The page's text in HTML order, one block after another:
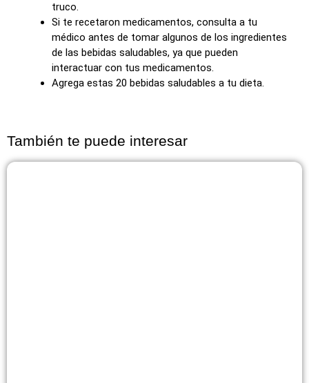
truco.
Si te recetaron medicamentos, consulta a tu
médico antes de tomar algunos de los ingredientes
de las bebidas saludables, ya que pueden
interactuar con tus medicamentos.
Agrega estas 20 bebidas saludables a tu dieta.
También te puede interesar